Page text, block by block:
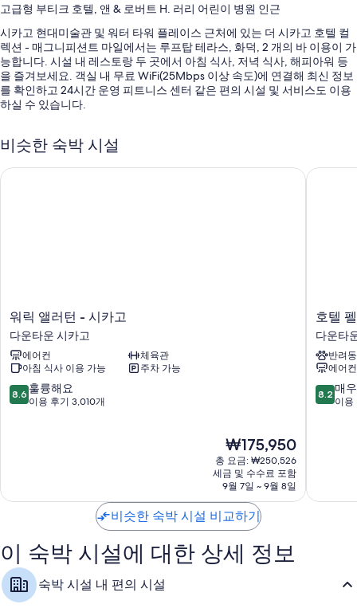
고급형 부티크 호텔, 앤 & 로버트 H. 러리 어린이 병원 인근
시카고 현대미술관 및 워터 타워 플레이스 근처에 있는 더 시카고 호텔 컬
렉션 - 매그니피션트 마일에서는 루프탑 테라스, 화덕, 2 개의 바 이용이 가
능합니다. 시설 내 레스토랑 두 곳에서 아침 식사, 저녁 식사, 해피아워 등
을 즐겨보세요. 객실 내 무료 WiFi(25Mbps 이상 속도)에 연결해 최신 정보
를 확인하고 24시간 운영 피트니스 센터 같은 편의 시설 및 서비스도 이용
하실 수 있습니다.
뷔페 아침 식사(요금 별도), 셀프 주차(요금 별도) 및 간편 체크아웃
이용 후기에 따르면 청결한 객실이 이 숙박 시설의 만족스러운 점으로 손
꼽힙니다.
이 밖에 다음과 같은 편의 시설 및 서비스를 이용하실 수 있습니다.
저자극성 침구, 템퍼페딕 침대 및 무료 유아용 침대
욕실 - 친환경 세면용품 및 욕조 또는 샤워 시설 이용 가능
옷장 또는 벽장, 프리미엄 TV 채널 및 개봉 영화
비슷한 숙박 시설
워
릭
앨
러
턴
-
시
시
워릭 앨러턴 - 시카고
다운타운 시카고
에어컨
체육관
아침 식사 이용 가능
주차 가능
10
점
륭
이
용
후
기
3,010
8.6 훌륭해요
이용 후기 3,010개
현
재
요
금
₩175,950
₩175,950
총 요금: ₩250,526
세금 및 수수료 포함
9월 7일 ~ 9월 8일
워릭 앨러턴 - 시카고
호
텔
펠
릭
스
리
버
션
호텔
다운타
반려
에어컨
10
점
우
8.2 매
이용
호텔 펠
비슷한 숙박 시설 비교하기
이 숙박 시설에 대한 상세 정보
숙박 시설 내 편의 시설